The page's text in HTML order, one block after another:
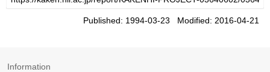
Published: 1994-03-23 Modified: 2016-04-21
Information